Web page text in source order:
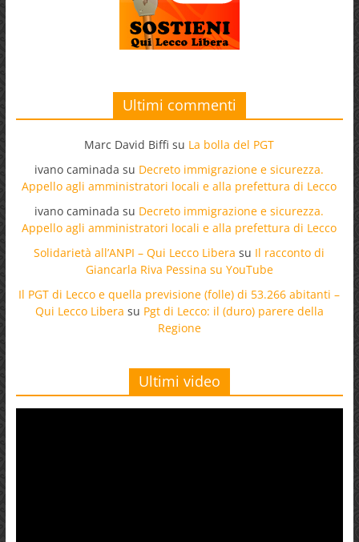
Ultimi commenti
Marc David Biffi su La bolla del PGT
ivano caminada su Decreto immigrazione e sicurezza.
Appello agli amministratori locali e alla prefettura di Lecco
ivano caminada su Decreto immigrazione e sicurezza.
Appello agli amministratori locali e alla prefettura di Lecco
Solidarietà all’ANPI – Qui Lecco Libera su Il racconto di
Giancarla Riva Pessina su YouTube
Il PGT di Lecco e quella previsione (folle) di 53.266 abitanti –
Qui Lecco Libera su Pgt di Lecco: il (duro) parere della
Regione
Ultimi video